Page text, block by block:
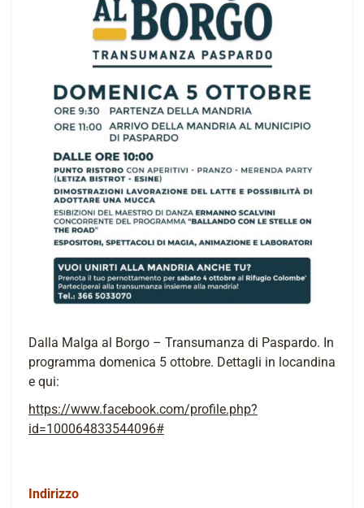
Dalla Malga al Borgo – Transumanza di Paspardo. In
programma domenica 5 ottobre. Dettagli in locandina
e qui:
https://www.facebook.com/profile.php?
id=100064833544096#
Indirizzo